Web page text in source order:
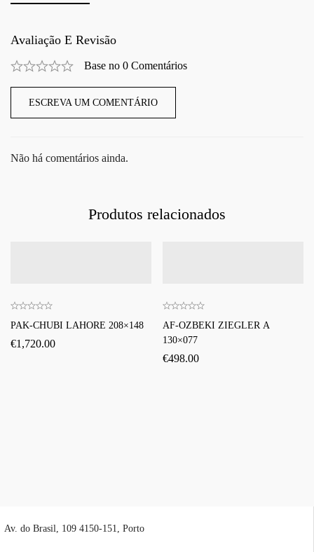
Avaliação E Revisão
Base no 0 Comentários
ESCREVA UM COMENTÁRIO
Não há comentários ainda.
Produtos relacionados
PAK-CHUBI LAHORE 208×148
€1,720.00
AF-OZBEKI ZIEGLER A
130×077
€498.00
Av. do Brasil, 109 4150-151, Porto